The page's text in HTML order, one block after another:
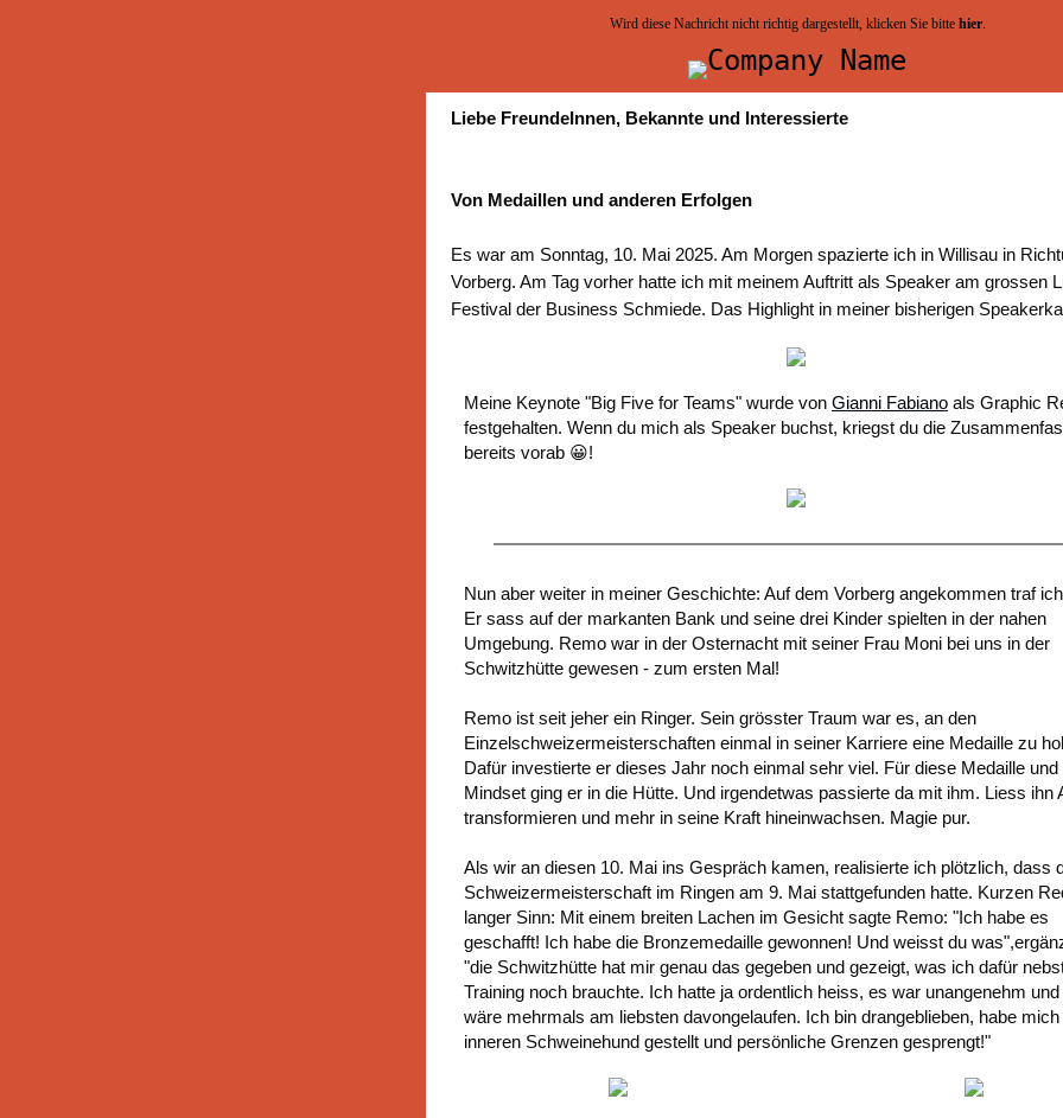
Wird diese Nachricht nicht richtig dargestellt, klicken Sie bitte hier.
Liebe FreundeInnen, Bekannte und Interessierte
Von Medaillen und anderen Erfolgen
Es war am Sonntag, 10. Mai 2025. Am Morgen spazierte ich in Willisau in
Vorberg. Am Tag vorher hatte ich mit meinem Auftritt als Speaker am grossen
Festival der Business Schmiede. Das Highlight in meiner bisherigen
Meine Keynote "Big Five for Teams" wurde von Gianni Fabiano als Graphic
festgehalten. Wenn du mich als Speaker buchst, kriegst du die
bereits vorab 😀!
Nun aber weiter in meiner Geschichte: Auf dem Vorberg angekommen traf
Er sass auf der markanten Bank und seine drei Kinder spielten in der nahen
Umgebung. Remo war in der Osternacht mit seiner Frau Moni bei uns in der
Schwitzhütte gewesen - zum ersten Mal!
Remo ist seit jeher ein Ringer. Sein grösster Traum war es, an den
Einzelschweizermeisterschaften einmal in seiner Karriere eine Medaille zu
Dafür investierte er dieses Jahr noch einmal sehr viel. Für diese Medaille und
Mindset ging er in die Hütte. Und irgendetwas passierte da mit ihm. Liess ihn
transformieren und mehr in seine Kraft hineinwachsen. Magie pur.
Als wir an diesen 10. Mai ins Gespräch kamen, realisierte ich plötzlich, dass
Schweizermeisterschaft im Ringen am 9. Mai stattgefunden hatte. Kurzen
langer Sinn: Mit einem breiten Lachen im Gesicht sagte Remo: "Ich habe es
geschafft! Ich habe die Bronzemedaille gewonnen! Und weisst du
"die Schwitzhütte hat mir genau das gegeben und gezeigt, was ich dafür
Training noch brauchte. Ich hatte ja ordentlich heiss, es war unangenehm
wäre mehrmals am liebsten davongelaufen. Ich bin drangeblieben, habe
inneren Schweinehund gestellt und persönliche Grenzen gesprengt!"